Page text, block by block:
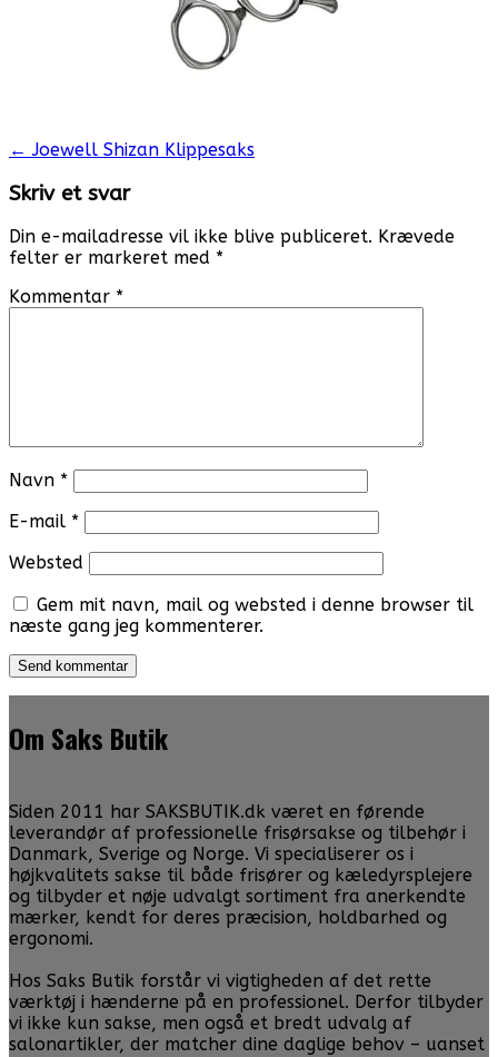
Post
navigation
← Joewell Shizan Klippesaks
Skriv et svar
Din e-mailadresse vil ikke blive publiceret. Krævede
felter er markeret med *
Kommentar *
Navn *
E-mail *
Websted
Gem mit navn, mail og websted i denne browser til
næste gang jeg kommenterer.
Om Saks Butik
Siden 2011 har SAKSBUTIK.dk været en førende
leverandør af professionelle frisørsakse og tilbehør i
Danmark, Sverige og Norge. Vi specialiserer os i
højkvalitets sakse til både frisører og kæledyrsplejere
og tilbyder et nøje udvalgt sortiment fra anerkendte
mærker, kendt for deres præcision, holdbarhed og
ergonomi.
Hos Saks Butik forstår vi vigtigheden af det rette
værktøj i hænderne på en professionel. Derfor tilbyder
vi ikke kun sakse, men også et bredt udvalg af
salonartikler, der matcher dine daglige behov – uanset